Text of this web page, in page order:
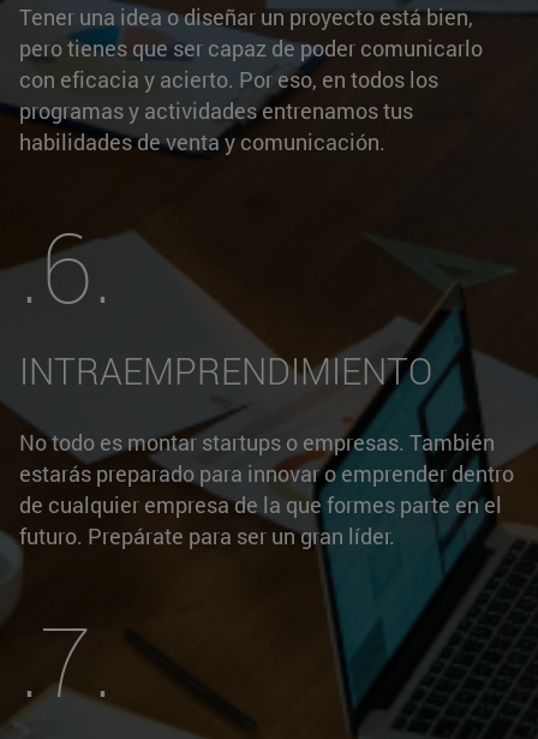
Tener una idea o diseñar un proyecto está bien,
pero tienes que ser capaz de poder comunicarlo
con eficacia y acierto. Por eso, en todos los
programas y actividades entrenamos tus
habilidades de venta y comunicación.
.6.
INTRAEMPRENDIMIENTO
No todo es montar startups o empresas. También
estarás preparado para innovar o emprender dentro
de cualquier empresa de la que formes parte en el
futuro. Prepárate para ser un gran líder.
.7.